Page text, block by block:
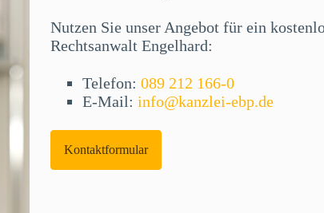
Nutzen Sie unser Angebot für ein
Rechtsanwalt Engelhard:
Telefon: 089 212 166-0
E-Mail: info@kanzlei-ebp.de
Kontaktformular